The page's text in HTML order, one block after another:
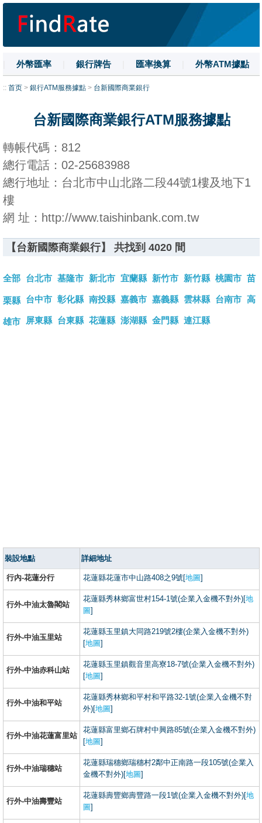
外幣匯率 銀行牌告 匯率換算 外幣ATM據點
| 名詞解釋 | 換匯技巧 | 數字大寫
:: 首页 > 銀行ATM服務據點 > 台新國際商業銀行
台新國際商業銀行ATM服務據點
轉帳代碼：812
總行電話：02-25683988
總行地址：台北市中山北路二段44號1樓及地下1
樓
網 址：http://www.taishinbank.com.tw
【台新國際商業銀行】 共找到 4020 間
全部 台北市 基隆市 新北市 宜蘭縣 新竹市 新竹縣 桃園市 苗
栗縣 台中市 彰化縣 南投縣 嘉義市 嘉義縣 雲林縣 台南市 高
雄市 屏東縣 台東縣 花蓮縣 澎湖縣 金門縣 連江縣
裝設地點 詳細地址
行內-花蓮分行 花蓮縣花蓮市中山路408之9號[地圖]
行外-中油太魯閣站
花蓮縣秀林鄉富世村154-1號(企業入金機不對外)[地
圖]
行外-中油玉里站
花蓮縣玉里鎮大同路219號2樓(企業入金機不對外)
[地圖]
行外-中油赤科山站
花蓮縣玉里鎮觀音里高寮18-7號(企業入金機不對外)
[地圖]
行外-中油和平站
花蓮縣秀林鄉和平村和平路32-1號(企業入金機不對
外)[地圖]
行外-中油花蓮富里站
花蓮縣富里鄉石牌村中興路85號(企業入金機不對外)
[地圖]
行外-中油瑞穗站
花蓮縣瑞穗鄉瑞穗村2鄰中正南路一段105號(企業入
金機不對外)[地圖]
行外-中油壽豐站
花蓮縣壽豐鄉壽豐路一段1號(企業入金機不對外)[地
圖]